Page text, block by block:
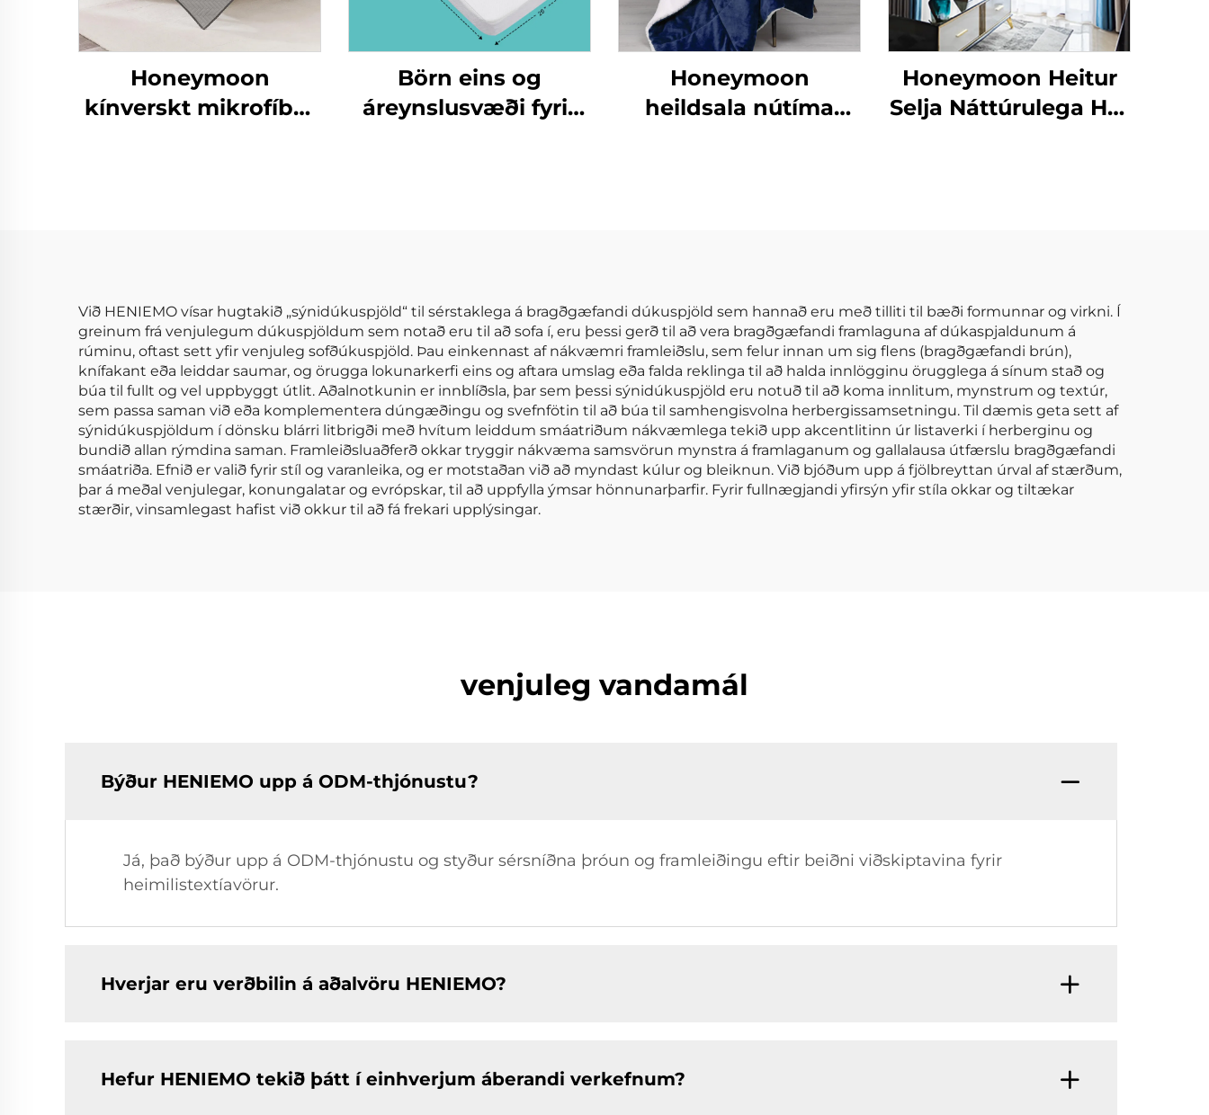
Honeymoon
kínverskt mikrofíber
Börn eins og
áreynslusvæði fyrir
Honeymoon
heildsala nútíma
Honeymoon Heitur
Selja Náttúrulega Höf
Við HENIEMO vísar hugtakið „sýnidúkuspjöld“ til sérstaklega á bragðgæfandi dúkuspjöld sem hannað eru með tilliti til bæði formunnar og virkni. Í
greinum frá venjulegum dúkuspjöldum sem notað eru til að sofa í, eru þessi gerð til að vera bragðgæfandi framlaguna af dúkaspjaldunum á
rúminu, oftast sett yfir venjuleg sofðúkuspjöld. Þau einkennast af nákvæmri framleiðslu, sem felur innan um sig flens (bragðgæfandi brún),
knífakant eða leiddar saumar, og örugga lokunarkerfi eins og aftara umslag eða falda reklinga til að halda innlögginu örugglega á sínum stað og
búa til fullt og vel uppbyggt útlit. Aðalnotkunin er innblíðsla, þar sem þessi sýnidúkuspjöld eru notuð til að koma innlitum, mynstrum og textúr,
sem passa saman við eða komplementera dúngæðingu og svefnfötin til að búa til samhengisvolna herbergissamsetningu. Til dæmis geta sett af
sýnidúkuspjöldum í dönsku blárri litbrigði með hvítum leiddum smáatriðum nákvæmlega tekið upp akcentlitinn úr listaverki í herberginu og
bundið allan rýmdina saman. Framleiðsluaðferð okkar tryggir nákvæma samsvörun mynstra á framlaganum og gallalausa útfærslu bragðgæfandi
smáatriða. Efnið er valið fyrir stíl og varanleika, og er motstaðan við að myndast kúlur og bleiknun. Við bjóðum upp á fjölbreyttan úrval af stærðum,
þar á meðal venjulegar, konungalatar og evrópskar, til að uppfylla ýmsar hönnunarþarfir. Fyrir fullnægjandi yfirsýn yfir stíla okkar og tiltækar
stærðir, vinsamlegast hafist við okkur til að fá frekari upplýsingar.
venjuleg vandamál
Býður HENIEMO upp á ODM-thjónustu?
Já, það býður upp á ODM-thjónustu og styður sérsníðna þróun og framleiðingu eftir beiðni viðskiptavina fyrir
heimilistextíavörur.
Hverjar eru verðbilin á aðalvöru HENIEMO?
Hefur HENIEMO tekið þátt í einhverjum áberandi verkefnum?